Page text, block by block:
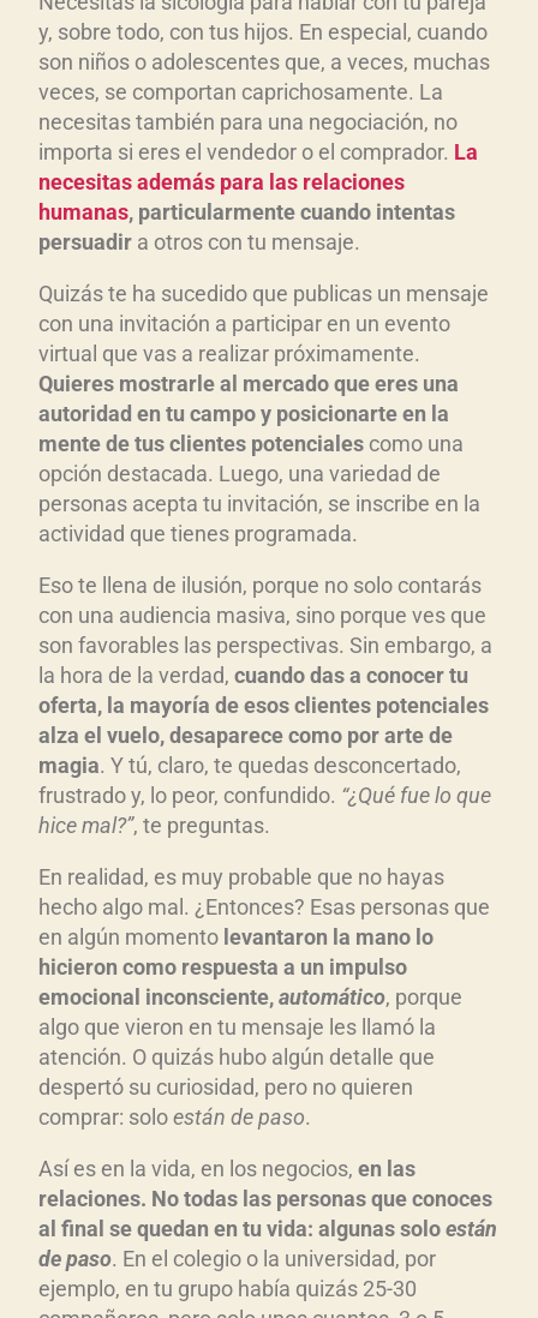
y, sobre todo, con tus hijos. En especial, cuando
son niños o adolescentes que, a veces, muchas
veces, se comportan caprichosamente. La
necesitas también para una negociación, no
importa si eres el vendedor o el comprador. La
necesitas además para las relaciones
humanas, particularmente cuando intentas
persuadir a otros con tu mensaje.
Quizás te ha sucedido que publicas un mensaje
con una invitación a participar en un evento
virtual que vas a realizar próximamente.
Quieres mostrarle al mercado que eres una
autoridad en tu campo y posicionarte en la
mente de tus clientes potenciales como una
opción destacada. Luego, una variedad de
personas acepta tu invitación, se inscribe en la
actividad que tienes programada.
Eso te llena de ilusión, porque no solo contarás
con una audiencia masiva, sino porque ves que
son favorables las perspectivas. Sin embargo, a
la hora de la verdad, cuando das a conocer tu
oferta, la mayoría de esos clientes potenciales
alza el vuelo, desaparece como por arte de
magia. Y tú, claro, te quedas desconcertado,
frustrado y, lo peor, confundido. “¿Qué fue lo que
hice mal?”, te preguntas.
En realidad, es muy probable que no hayas
hecho algo mal. ¿Entonces? Esas personas que
en algún momento levantaron la mano lo
hicieron como respuesta a un impulso
emocional inconsciente,automático, porque
algo que vieron en tu mensaje les llamó la
atención. O quizás hubo algún detalle que
despertó su curiosidad, pero no quieren
comprar: soloestán de paso.
Así es en la vida, en los negocios, en las
relaciones. No todas las personas que conoces
al final se quedan en tu vida: algunas soloestán
de paso. En el colegio o la universidad, por
ejemplo, en tu grupo había quizás 25-30